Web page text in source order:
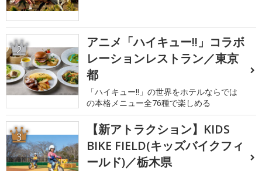
2
アニメ「ハイキュー!!」コラボ
レーションレストラン／東京
都
「ハイキュー!!」の世界をホテルならでは
の本格メニュー全76種で楽しめる
3
【新アトラクション】KIDS
BIKE FIELD(キッズバイクフィ
ールド)／栃木県